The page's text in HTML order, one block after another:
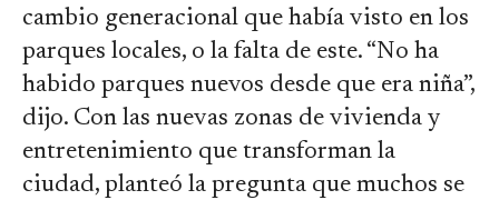
cambio generacional que había visto en los
parques locales, o la falta de este. “No ha
habido parques nuevos desde que era niña”,
dijo. Con las nuevas zonas de vivienda y
entretenimiento que transforman la
ciudad, planteó la pregunta que muchos se